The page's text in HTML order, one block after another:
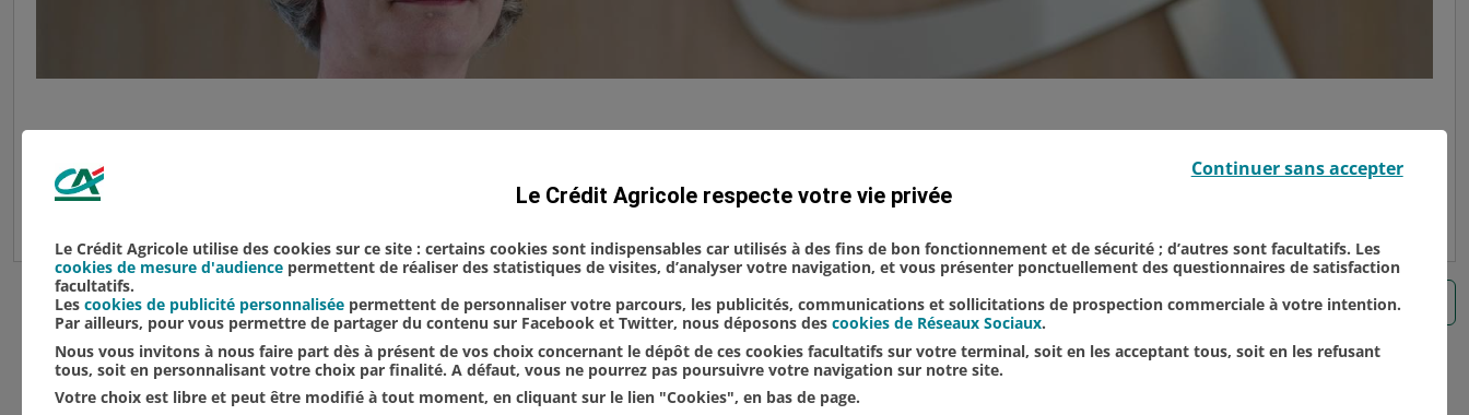
23/03/2022
Page précedente 1 2 3 4 5 6 7 8 9 10 11 12 Page suivante
Le Crédit Agricole respecte votre vie privée
Le Crédit Agricole utilise des cookies sur ce site : certains cookies sont indispensables car utilisés à des fins de bon fonctionnement et de sécurité ; d’autres sont facultatifs. Les
cookies de mesure d'audience permettent de réaliser des statistiques de visites, d’analyser votre navigation, et vous présenter ponctuellement des questionnaires de satisfaction
facultatifs.
Les cookies de publicité personnalisée permettent de personnaliser votre parcours, les publicités, communications et sollicitations de prospection commerciale à votre intention.
Par ailleurs, pour vous permettre de partager du contenu sur Facebook et Twitter, nous déposons des cookies de Réseaux Sociaux.
Nous vous invitons à nous faire part dès à présent de vos choix concernant le dépôt de ces cookies facultatifs sur votre terminal, soit en les acceptant tous, soit en les refusant
tous, soit en personnalisant votre choix par finalité. A défaut, vous ne pourrez pas poursuivre votre navigation sur notre site.
Votre choix est libre et peut être modifié à tout moment, en cliquant sur le lien "Cookies", en bas de page.
Continuer sans accepter